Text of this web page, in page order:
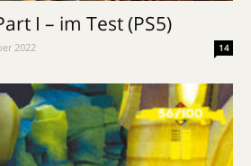
I – im Test (PS5)
2022 14